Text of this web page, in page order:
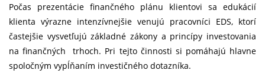
Počas prezentácie finančného plánu klientovi sa edukácií
klienta výrazne intenzívnejšie venujú pracovníci EDS, ktorí
častejšie vysvetľujú základné zákony a princípy investovania
na finančných trhoch. Pri tejto činnosti si pomáhajú hlavne
spoločným vypĺňaním investičného dotazníka.